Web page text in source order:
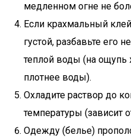
медленном огне не
Если крахмальный
густой, разбавьте его
теплой воды (на ощупь
плотнее воды).
Охладите раствор до
температуры (зависит
Одежду (белье)